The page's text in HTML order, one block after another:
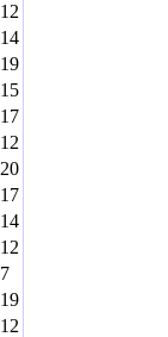
12
14
19
15
17
12
20
17
14
12
7
19
12